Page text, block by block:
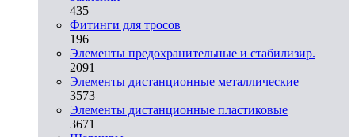
435
Фитинги для тросов
196
Элементы предохранительные и стабилизир.
2091
Элементы дистанционные металлические
3573
Элементы дистанционные пластиковые
3671